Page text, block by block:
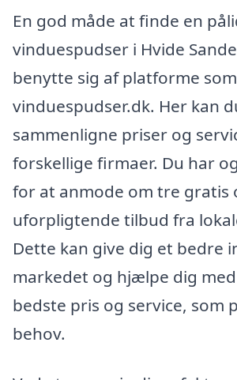
En god måde at finde en
vinduespudser i Hvide
benytte sig af platforme
vinduespudser.dk. Her kan
sammenligne priser og
forskellige firmaer. Du har
for at anmode om tre gratis
uforpligtende tilbud fra
Dette kan give dig et bedre
markedet og hjælpe dig
bedste pris og service, som
behov.